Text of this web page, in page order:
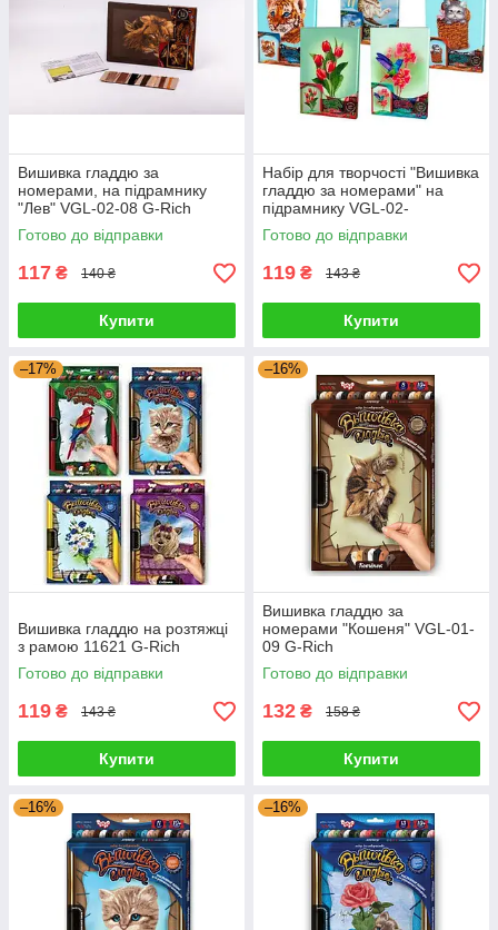
Вишивка гладдю за
номерами, на підрамнику
"Лев" VGL-02-08 G-Rich
Готово до відправки
117 ₴ 140 ₴
Купити
Набір для творчості "Вишивка
гладдю за номерами" на
підрамнику VGL-02-
01,02,03,04...10 G-Rich
Готово до відправки
119 ₴ 143 ₴
Купити
–17%
Вишивка гладдю на розтяжці
з рамою 11621 G-Rich
Готово до відправки
119 ₴ 143 ₴
Купити
–16%
Вишивка гладдю за
номерами "Кошеня" VGL-01-
09 G-Rich
Готово до відправки
132 ₴ 158 ₴
Купити
–16% –16%